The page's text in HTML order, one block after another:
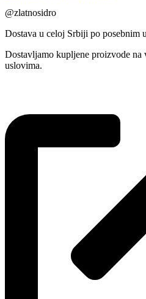
@zlatnosidro
Dostava u celoj Srbiji po posebnim
Dostavljamo kupljene proizvode na
uslovima.